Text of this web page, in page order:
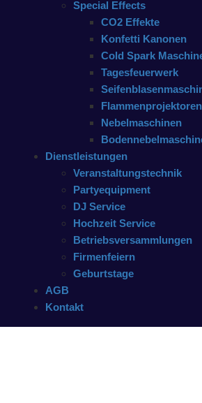
Special Effects
CO2 Effekte
Konfetti Kanonen
Cold Spark
Tagesfeuerwerk
Flammenprojektoren
Nebelmaschinen
Dienstleistungen
Veranstaltungstechnik
Partyequipment
DJ Service
Hochzeit Service
Betriebsversammlungen
Firmenfeiern
Geburtstage
AGB
Kontakt